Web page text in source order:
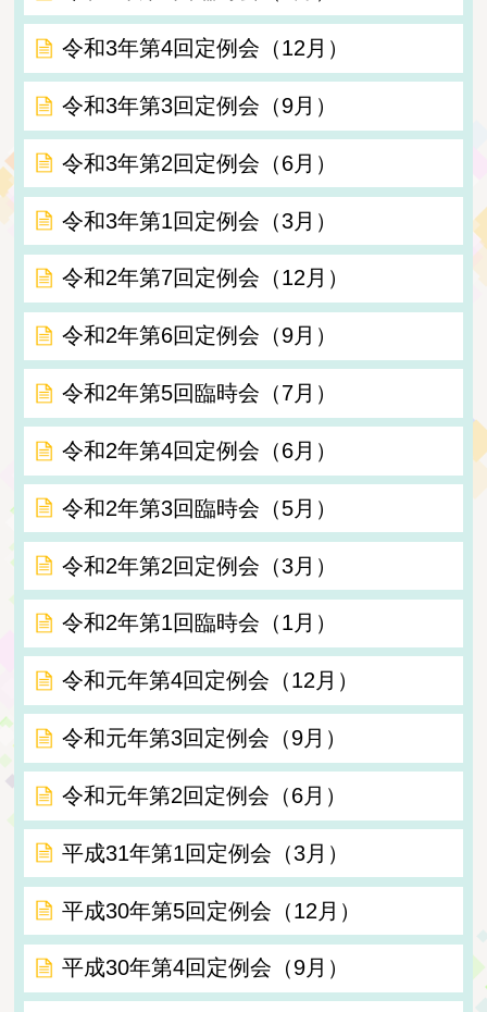
令和3年第4回定例会（12月）
令和3年第3回定例会（9月）
令和3年第2回定例会（6月）
令和3年第1回定例会（3月）
令和2年第7回定例会（12月）
令和2年第6回定例会（9月）
令和2年第5回臨時会（7月）
令和2年第4回定例会（6月）
令和2年第3回臨時会（5月）
令和2年第2回定例会（3月）
令和2年第1回臨時会（1月）
令和元年第4回定例会（12月）
令和元年第3回定例会（9月）
令和元年第2回定例会（6月）
平成31年第1回定例会（3月）
平成30年第5回定例会（12月）
平成30年第4回定例会（9月）